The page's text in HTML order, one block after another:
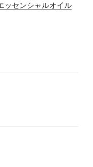
ッセンシャルオイル